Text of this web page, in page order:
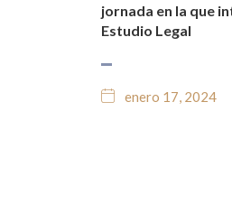
jornada en la que
Estudio Legal
enero 17, 2024